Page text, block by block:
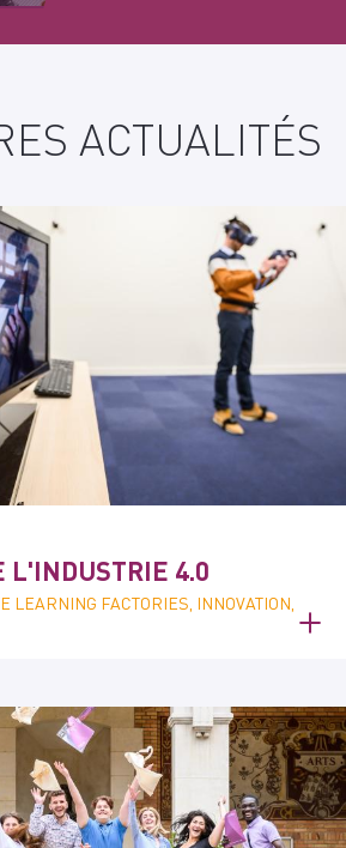
ACTUALITÉS
L'INDUSTRIE 4.0
LEARNING FACTORIES, INNOVATION,